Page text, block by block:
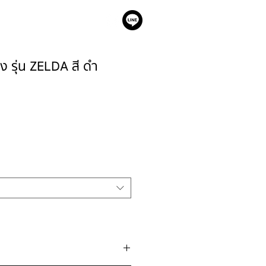
รุ่น ZELDA สี ดำ